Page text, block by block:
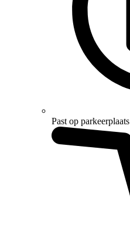
Past op parkeerplaats